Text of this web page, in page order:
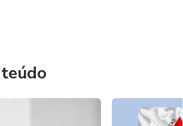
imprecisas.